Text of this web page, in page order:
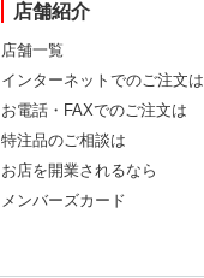
店舗紹介
店舗一覧
インターネットでのご注文は
お電話・FAXでのご注文は
特注品のご相談は
お店を開業されるなら
メンバーズカード